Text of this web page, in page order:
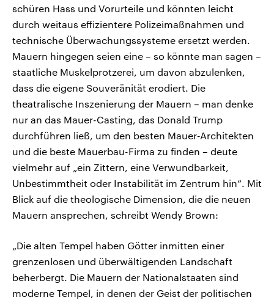
schüren Hass und Vorurteile und könnten leicht
durch weitaus effizientere Polizeimaßnahmen und
technische Überwachungssysteme ersetzt werden.
Mauern hingegen seien eine – so könnte man sagen –
staatliche Muskelprotzerei, um davon abzulenken,
dass die eigene Souveränität erodiert. Die
theatralische Inszenierung der Mauern – man denke
nur an das Mauer-Casting, das Donald Trump
durchführen ließ, um den besten Mauer‑Architekten
und die beste Mauerbau-Firma zu finden – deute
vielmehr auf „ein Zittern, eine Verwundbarkeit,
Unbestimmtheit oder Instabilität im Zentrum hin“. Mit
Blick auf die theologische Dimension, die die neuen
Mauern ansprechen, schreibt Wendy Brown:
„Die alten Tempel haben Götter inmitten einer
grenzenlosen und überwältigenden Landschaft
beherbergt. Die Mauern der Nationalstaaten sind
moderne Tempel, in denen der Geist der politischen